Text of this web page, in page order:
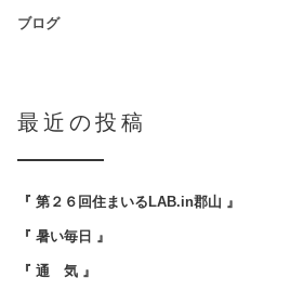
ブログ
最近の投稿
『 第２６回住まいるLAB.in郡山 』
『 暑い毎日 』
『 通 気 』